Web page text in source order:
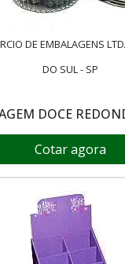
DE EMBALAGENS
DO SUL - SP
DOCE
Cotar agora